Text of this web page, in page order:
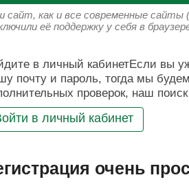
сайт, как и все современные сайты
её поддержку у себя в
в личный кабинетЕсли вы
почту и пароль, тогда мы
проверок, наш
в личный кабинет
очень